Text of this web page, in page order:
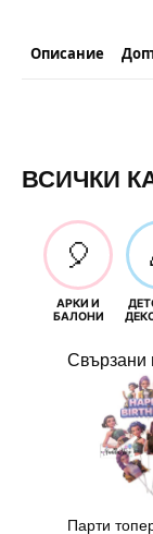
Описание
ВСИЧКИ
🎈
АРКИ И
БАЛОНИ
Свързани
Парти